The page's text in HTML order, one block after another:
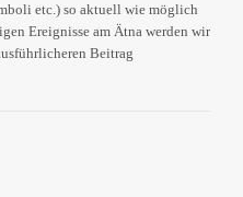
etc.) so aktuell wie möglich
Ereignisse am Ätna werden wir
Beitrag